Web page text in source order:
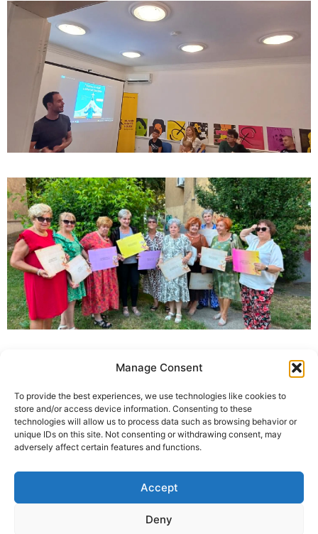
Manage Consent
To provide the best experiences, we use technologies like cookies to
store and/or access device information. Consenting to these
technologies will allow us to process data such as browsing behavior or
unique IDs on this site. Not consenting or withdrawing consent, may
adversely affect certain features and functions.
Accept
Deny
+387 65 615 535